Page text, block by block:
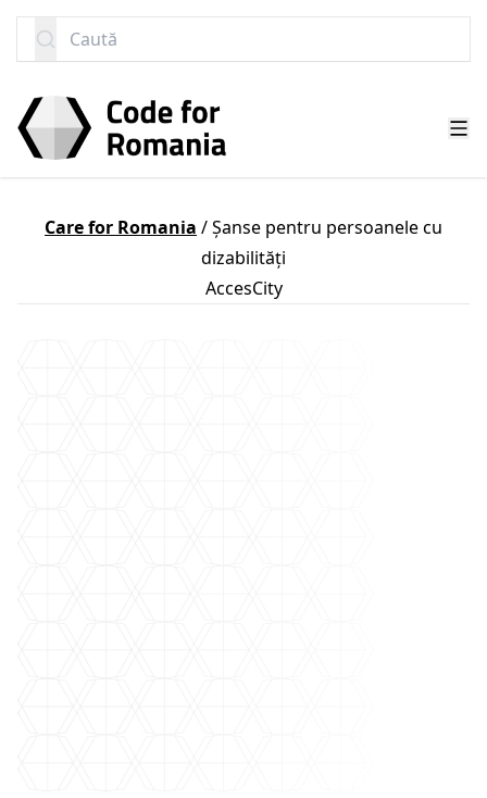
Caută
Care for Romania /Șanse pentru persoanele cu
dizabilități
AccesCity